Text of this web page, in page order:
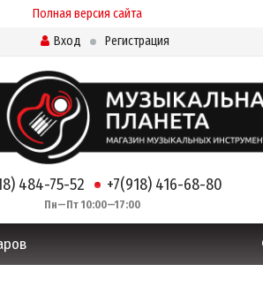
Полная версия сайта
Вход
Регистрация
484-75-52 +7(918) 416-68-80
Пн—Пт 10:00—17:00